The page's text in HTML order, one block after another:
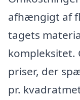
afhængigt af
tagets
kompleksitet.
priser, der
pr.